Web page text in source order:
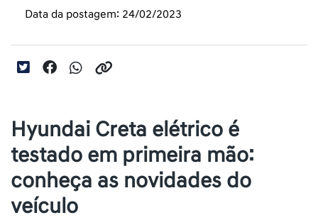
Data da postagem: 24/02/2023
Hyundai Creta elétrico é
testado em primeira mão:
conheça as novidades do
veículo